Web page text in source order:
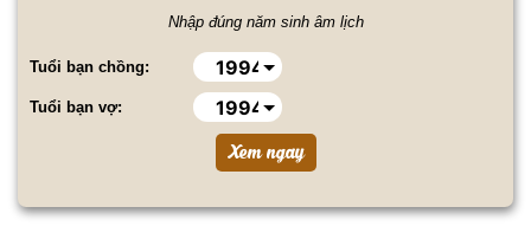
Nhập đúng năm sinh âm lịch
Tuổi bạn chồng:
Tuổi bạn vợ: